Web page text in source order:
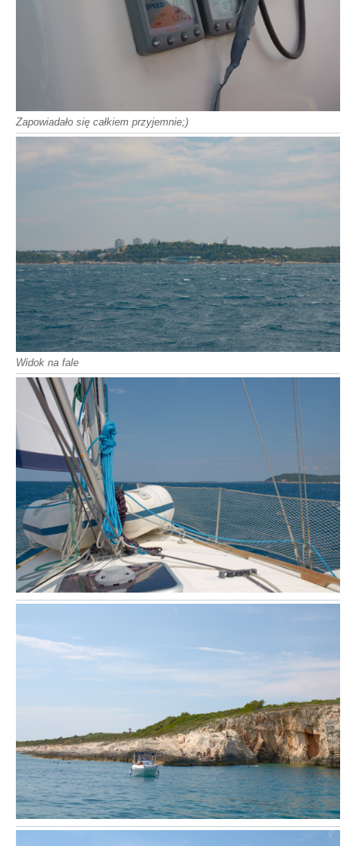
Zapowiadało się całkiem przyjemnie;)
Widok na fale